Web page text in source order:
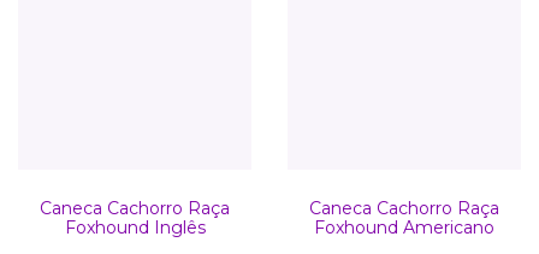
Caneca Cachorro Raça
Foxhound Inglês
Caneca Cachorro Raça
Foxhound Americano